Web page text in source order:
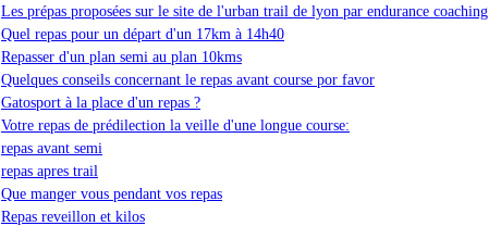
Les prépas proposées sur le site de l'urban trail de lyon par endurance coaching
Quel repas pour un départ d'un 17km à 14h40
Repasser d'un plan semi au plan 10kms
Quelques conseils concernant le repas avant course por favor
Gatosport à la place d'un repas ?
Votre repas de prédilection la veille d'une longue course:
repas avant semi
repas apres trail
Que manger vous pendant vos repas
Repas reveillon et kilos